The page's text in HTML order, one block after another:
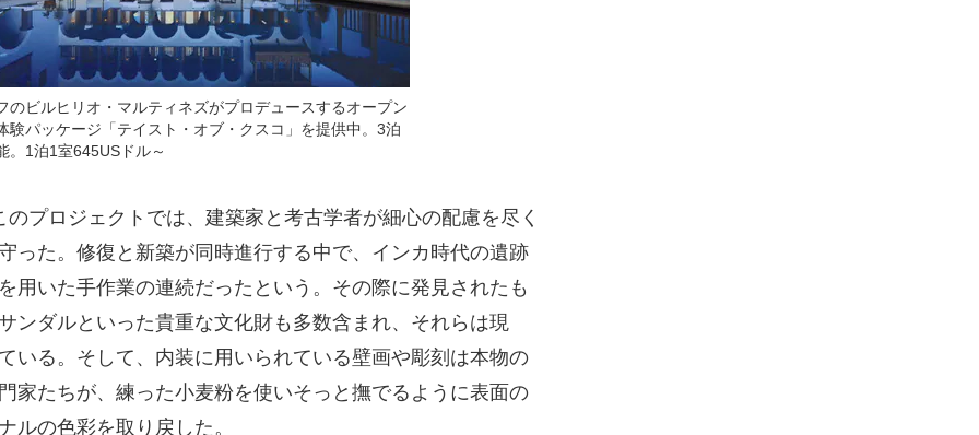
のビルヒリオ・マルティネズがプロデュースするオープン
験パッケージ「テイスト・オブ・クスコ」を提供中。3泊
。1泊1室645USドル～
プロジェクトでは、建築家と考古学者が細心の配慮を尽く
った。修復と新築が同時進行する中で、インカ時代の遺跡
用いた手作業の連続だったという。その際に発見されたも
ンダルといった貴重な文化財も多数含まれ、それらは現
いる。そして、内装に用いられている壁画や彫刻は本物の
家たちが、練った小麦粉を使いそっと撫でるように表面の
ルの色彩を取り戻した。